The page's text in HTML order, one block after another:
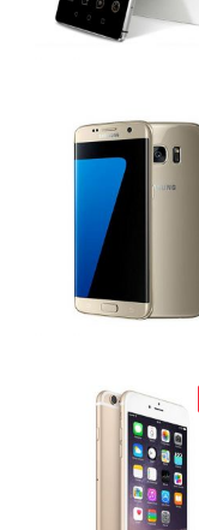
Chi tiết
Chi tiết